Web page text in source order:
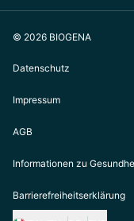
© 2026 BIOGENA
Datenschutz
Impressum
AGB
Informationen zu
Barrierefreiheitserklärung